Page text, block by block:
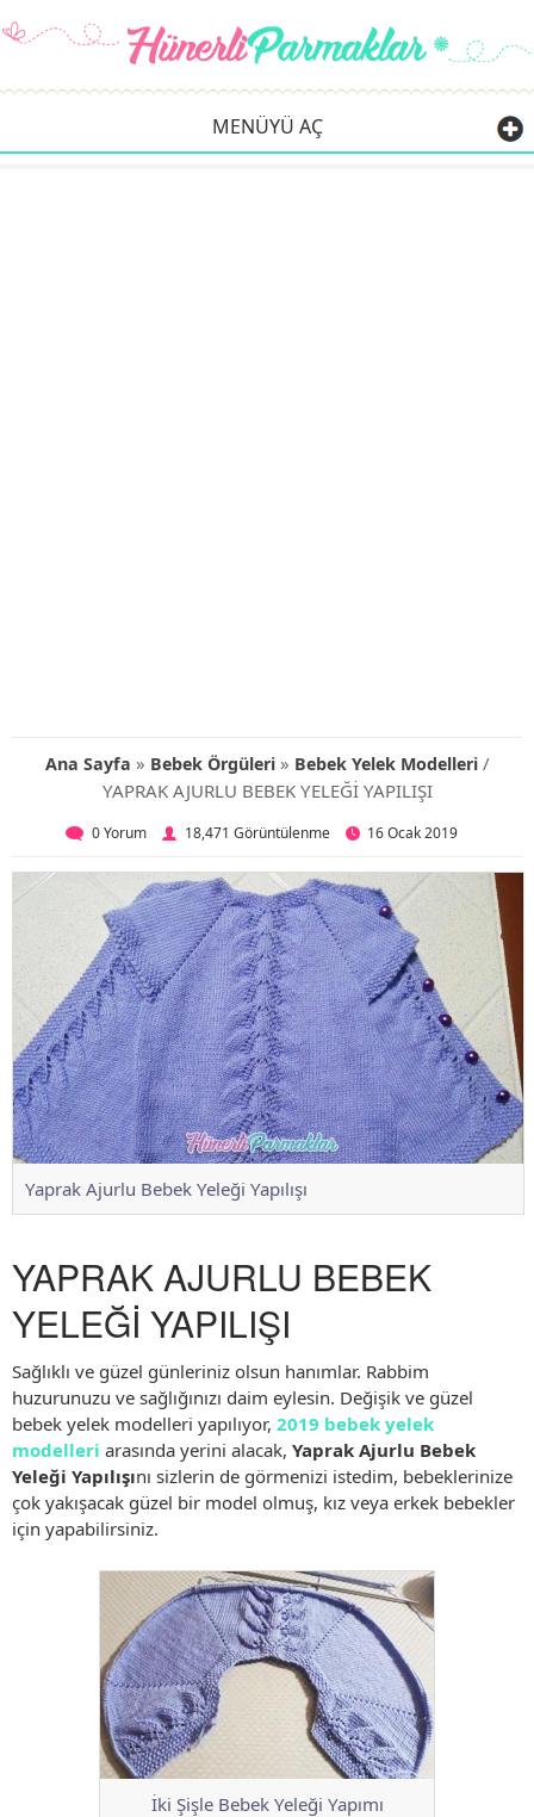
MENÜYÜ AÇ
Ana Sayfa » Bebek Örgüleri» Bebek Yelek Modelleri/
YAPRAK AJURLU BEBEK YELEĞİ YAPILIŞI
0 Yorum 18,471 Görüntülenme 16 Ocak 2019
Yaprak Ajurlu Bebek Yeleği Yapılışı
YAPRAK AJURLU BEBEK
YELEĞİ YAPILIŞI
Sağlıklı ve güzel günleriniz olsun hanımlar. Rabbim
huzurunuzu ve sağlığınızı daim eylesin. Değişik ve güzel
bebek yelek modelleri yapılıyor, 2019 bebek yelek
modelleri arasında yerini alacak, Yaprak Ajurlu Bebek
Yeleği Yapılışını sizlerin de görmenizi istedim, bebeklerinize
çok yakışacak güzel bir model olmuş, kız veya erkek bebekler
için yapabilirsiniz.
İki Şişle Bebek Yeleği Yapımı